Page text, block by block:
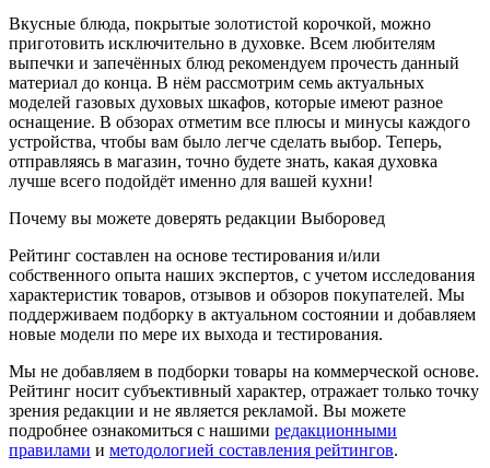
Вкусные блюда, покрытые золотистой корочкой, можно
приготовить исключительно в духовке. Всем любителям
выпечки и запечённых блюд рекомендуем прочесть данный
материал до конца. В нём рассмотрим семь актуальных
моделей газовых духовых шкафов, которые имеют разное
оснащение. В обзорах отметим все плюсы и минусы каждого
устройства, чтобы вам было легче сделать выбор. Теперь,
отправляясь в магазин, точно будете знать, какая духовка
лучше всего подойдёт именно для вашей кухни!
Почему вы можете доверять редакции Выборовед
Рейтинг составлен на основе тестирования и/или
собственного опыта наших экспертов, с учетом исследования
характеристик товаров, отзывов и обзоров покупателей. Мы
поддерживаем подборку в актуальном состоянии и добавляем
новые модели по мере их выхода и тестирования.
Мы не добавляем в подборки товары на коммерческой основе.
Рейтинг носит субъективный характер, отражает только точку
зрения редакции и не является рекламой. Вы можете
подробнее ознакомиться с нашими редакционными
правилами и методологией составления рейтингов.